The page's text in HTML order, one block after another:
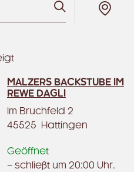
Suchen
MALZERS BACKSTUBE IM
REWE DAGLI
Im Bruchfeld 2
45525 Hattingen
Geöffnet
– schließt um 20:00 Uhr.